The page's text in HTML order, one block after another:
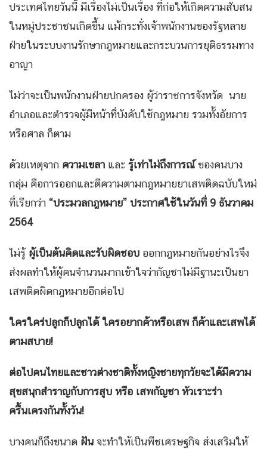
ประเทศไทยวันนี้ มีเรื่องไม่เป็นเรื่อง ที่ก่อให้เกิดความสับสน
ในหมู่ประชาชนเกิดขึ้น แม้กระทั่งเจ้าพนักงานของรัฐหลาย
ฝ่ายในระบบงานรักษากฎหมายและกระบวนการยุติธรรมทาง
อาญา
ไม่ว่าจะเป็นพนักงานฝ่ายปกครอง ผู้ว่าราชการจังหวัด นาย
อำเภอและตำรวจผู้มีหน้าที่บังคับใช้กฎหมาย รวมทั้งอัยการ
หรือศาล ก็ตาม
ด้วยเหตุจาก ความเขลา และ รู้เท่าไม่ถึงการณ์ของคนบาง
กลุ่ม คือการออกและตีความตามกฎหมายยาเสพติดฉบับใหม่
ที่เรียกว่า “ประมวลกฎหมาย” ประกาศใช้ในวันที่ 9 ธันวาคม
2564
ไม่รู้ ผู้เป็นต้นคิดและรับผิดชอบ ออกกฎหมายกันอย่างไรจึง
ส่งผลทำให้ผู้คนจำนวนมากเข้าใจว่ากัญชาไม่มีฐานะเป็นยา
เสพติดผิดกฎหมายอีกต่อไป
ใครใคร่ปลูกก็ปลูกได้ ใครอยากค้าหรือเสพ ก็ค้าและเสพได้
ตามสบาย!
ต่อไปคนไทยและชาวต่างชาติทั้งหญิงชายทุกวัยจะได้มีความ
สุขสนุกสำราญกับการสูบ หรือ เสพกัญชา หัวเราะร่า
ครื้นเครงกันทั้งวัน!
บางคนก็ถึงขนาด ฝัน จะทำให้เป็นพืชเศรษฐกิจ ส่งเสริมให้